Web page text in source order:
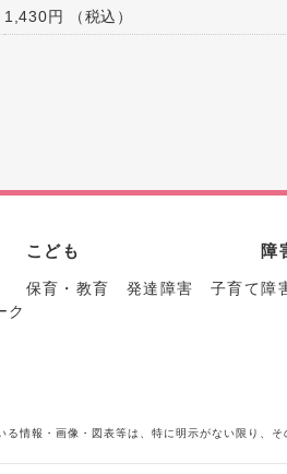
1,430円 （税込）
ク
こども
保育・教育 発達障害 子育て
障
障
情報・画像・図表等は、特に明示がない限り、